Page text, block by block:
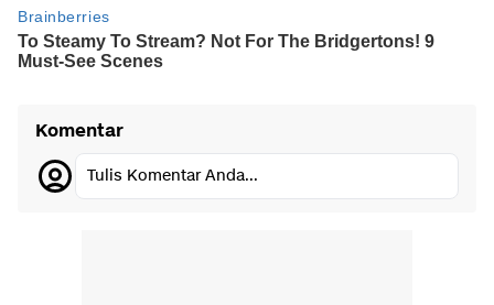
Komentar
Tulis Komentar Anda...